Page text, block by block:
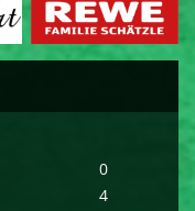
0
4